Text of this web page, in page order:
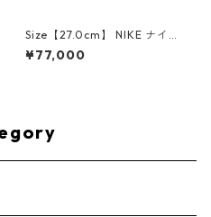
Size【27.0cm】 NIKE ナイキ
×Travis Scott AIR JORDAN 1
LOW OG SP Muslin/Shy Pink
¥77,000